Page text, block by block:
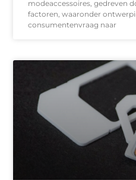
modeaccessoires, gedreven
factoren, waaronder
consumentenvraag naar